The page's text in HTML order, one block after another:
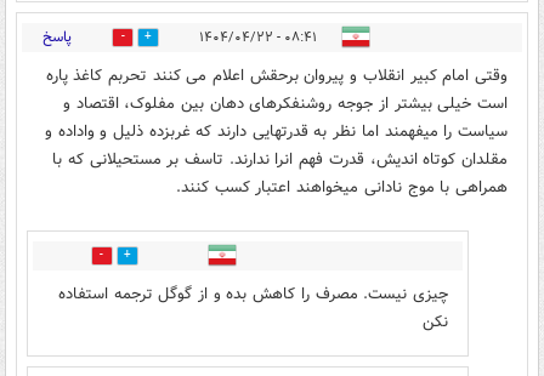
۰۸:۴۱ - ۱۴۰۴/۰۴/۲۲ 0 پاسخ
وقتی امام کبیر انقلاب و پیروان برحقش اعلام می کنند تحربم کاغذ پاره
است خیلی بیشتر از جوجه روشنفکرهای دهان بین مفلوک، اقتصاد و
سیاست را میفهمند اما نظر به قدرتهایی دارند که غربزده ذلیل و واداده و
مقلدان کوتاه اندیش، قدرت فهم انرا ندارند. تاسف بر مستحیلانی که با
همراهی با موج نادانی میخواهند اعتبار کسب کنند.
0
چیزی نیست. مصرف را کاهش بده و از گوگل ترجمه استفاده
نکن